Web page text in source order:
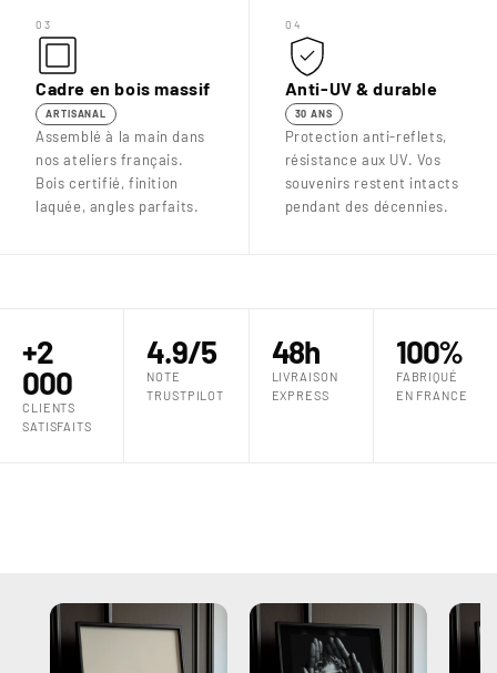
03
Cadre en bois massif
ARTISANAL
Assemblé à la main dans
nos ateliers français.
Bois certifié, finition
laquée, angles parfaits.
04
Anti-UV & durable
30 ANS
Protection anti-reflets,
résistance aux UV. Vos
souvenirs restent intacts
pendant des décennies.
+2
000
CLIENTS
SATISFAITS
4.9/5
NOTE
TRUSTPILOT
48h
LIVRAISON
EXPRESS
100%
FABRIQUÉ
EN FRANCE